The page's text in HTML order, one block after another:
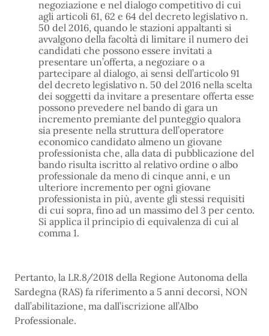
negoziazione e nel dialogo competitivo di cui
agli articoli 61, 62 e 64 del decreto legislativo n.
50 del 2016, quando le stazioni appaltanti si
avvalgono della facoltà di limitare il numero dei
candidati che possono essere invitati a
presentare un’offerta, a negoziare o a
partecipare al dialogo, ai sensi dell’articolo 91
del decreto legislativo n. 50 del 2016 nella scelta
dei soggetti da invitare a presentare offerta esse
possono prevedere nel bando di gara un
incremento premiante del punteggio qualora
sia presente nella struttura dell’operatore
economico candidato almeno un giovane
professionista che, alla data di pubblicazione del
bando risulta iscritto al relativo ordine o albo
professionale da meno di cinque anni, e un
ulteriore incremento per ogni giovane
professionista in più, avente gli stessi requisiti
di cui sopra, fino ad un massimo del 3 per cento.
Si applica il principio di equivalenza di cui al
comma 1.
Pertanto, la LR.8/2018 della Regione Autonoma della
Sardegna (RAS) fa riferimento a 5 anni decorsi, NON
dall’abilitazione, ma dall’iscrizione all’Albo
Professionale.